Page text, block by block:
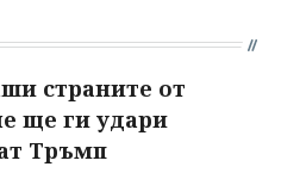
страните от
ще ги удари
Тръмп